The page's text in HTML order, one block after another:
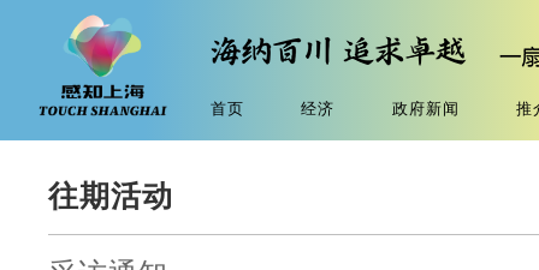
首页 经济 政府新闻 推
往期活动